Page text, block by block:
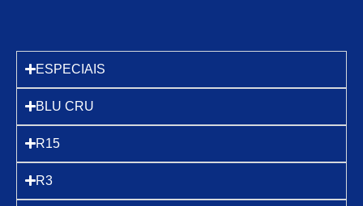
ESPECIAIS
BLU CRU
R15
R3